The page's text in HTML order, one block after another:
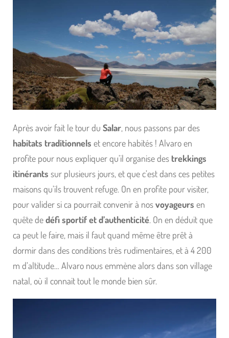
Après avoir fait le tour du Salar, nous passons par des
habitats traditionnels et encore habités ! Alvaro en
profite pour nous expliquer qu’il organise des trekkings
itinérants sur plusieurs jours, et que c’est dans ces petites
maisons qu’ils trouvent refuge. On en profite pour visiter,
pour valider si ca pourrait convenir à nosvoyageurs en
quête dedéfi sportif et d’authenticité. On en déduit que
ca peut le faire, mais il faut quand même être prêt à
dormir dans des conditions très rudimentaires, et à 4 200
m d’altitude… Alvaro nous emmène alors dans son village
natal, où il connait tout le monde bien sûr.